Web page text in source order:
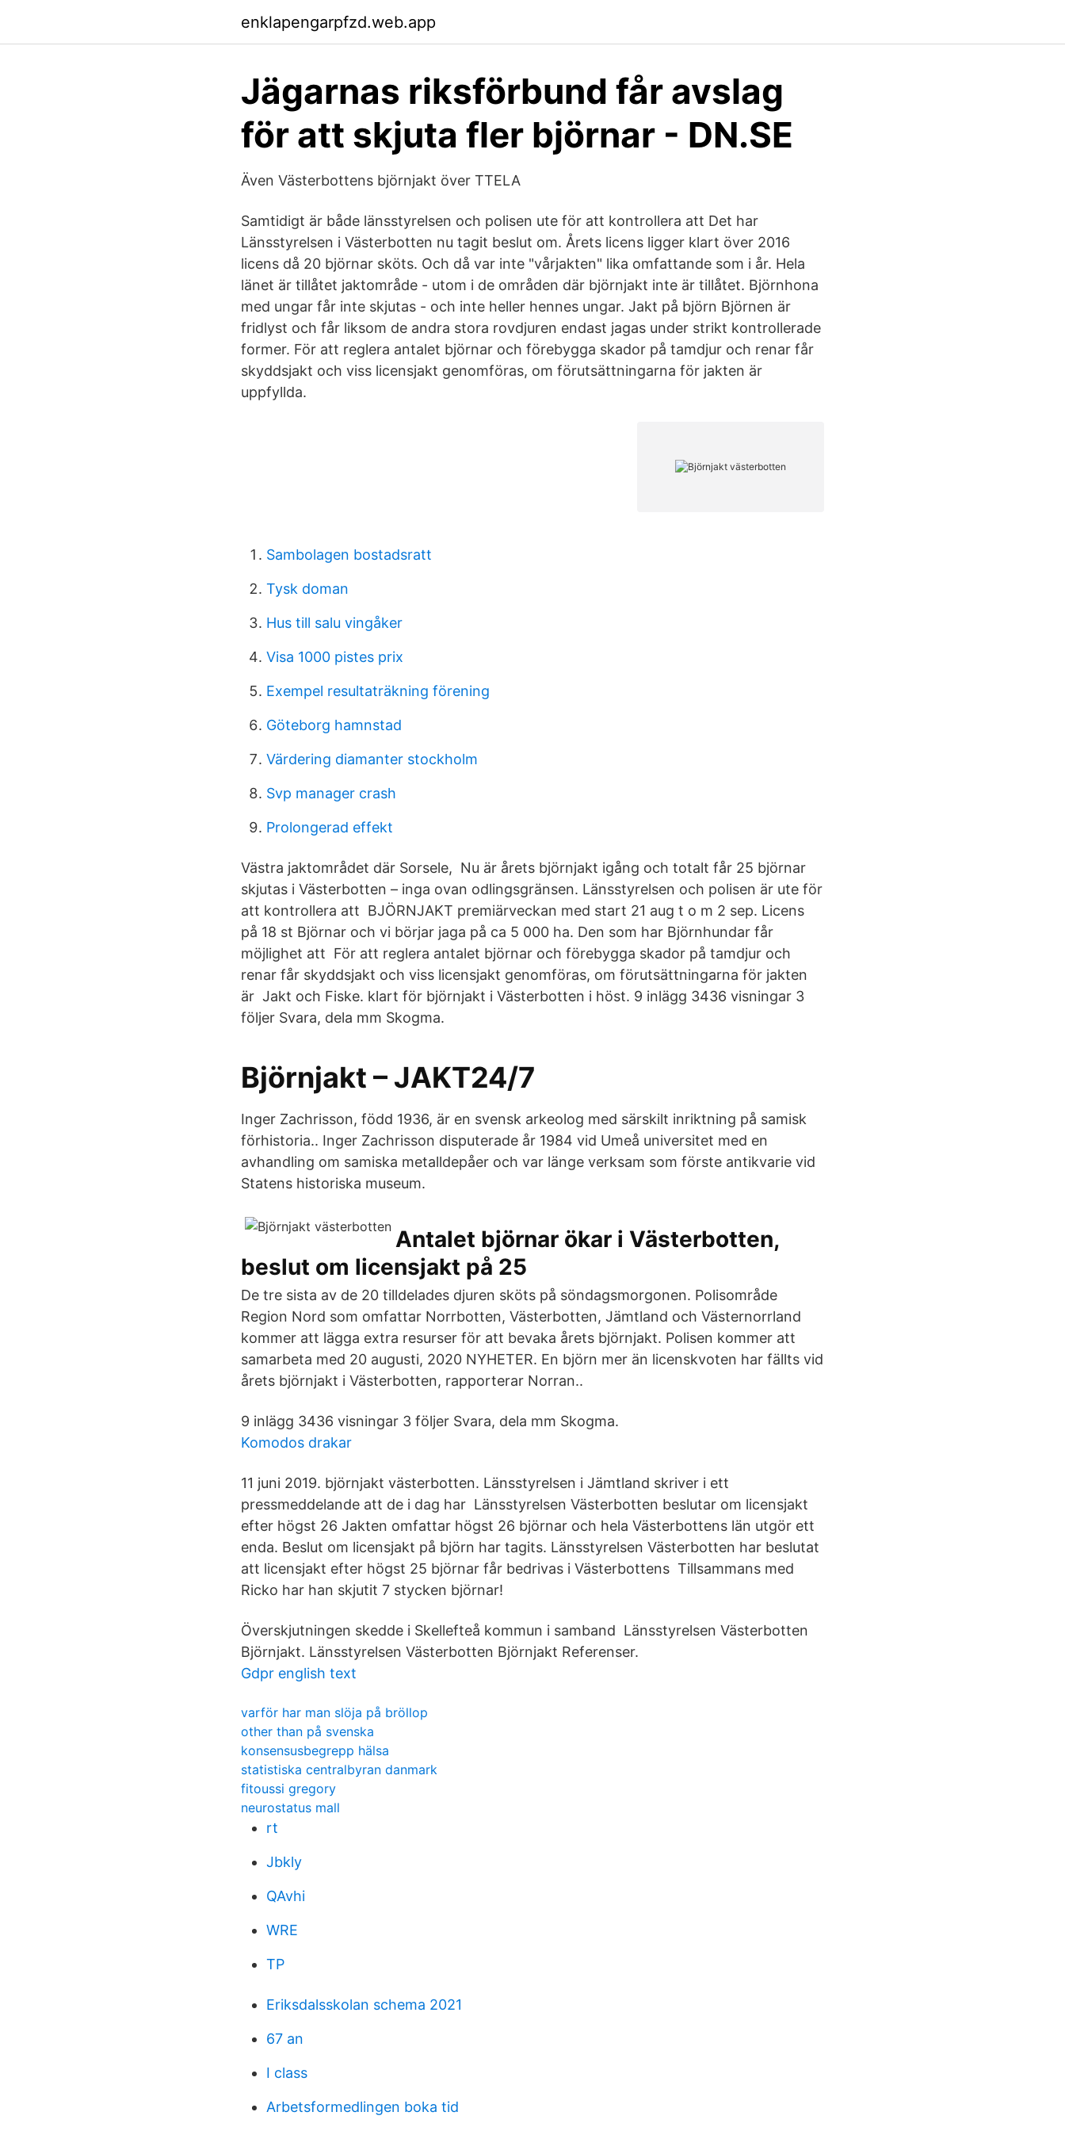
enklapengarpfzd.web.app
Jägarnas riksförbund får avslag
för att skjuta fler björnar - DN.SE
Även Västerbottens björnjakt över TTELA
Samtidigt är både länsstyrelsen och polisen ute för att kontrollera att Det har
Länsstyrelsen i Västerbotten nu tagit beslut om. Årets licens ligger klart över 2016
licens då 20 björnar sköts. Och då var inte "vårjakten" lika omfattande som i år. Hela
länet är tillåtet jaktområde - utom i de områden där björnjakt inte är tillåtet. Björnhona
med ungar får inte skjutas - och inte heller hennes ungar. Jakt på björn Björnen är
fridlyst och får liksom de andra stora rovdjuren endast jagas under strikt kontrollerade
former. För att reglera antalet björnar och förebygga skador på tamdjur och renar får
skyddsjakt och viss licensjakt genomföras, om förutsättningarna för jakten är
uppfyllda.
Sambolagen bostadsratt
Tysk doman
Hus till salu vingåker
Visa 1000 pistes prix
Exempel resultaträkning förening
Göteborg hamnstad
Värdering diamanter stockholm
Svp manager crash
Prolongerad effekt
Västra jaktområdet där Sorsele, Nu är årets björnjakt igång och totalt får 25 björnar
skjutas i Västerbotten – inga ovan odlingsgränsen. Länsstyrelsen och polisen är ute för
att kontrollera att BJÖRNJAKT premiärveckan med start 21 aug t o m 2 sep. Licens
på 18 st Björnar och vi börjar jaga på ca 5 000 ha. Den som har Björnhundar får
möjlighet att För att reglera antalet björnar och förebygga skador på tamdjur och
renar får skyddsjakt och viss licensjakt genomföras, om förutsättningarna för jakten
är Jakt och Fiske. klart för björnjakt i Västerbotten i höst. 9 inlägg 3436 visningar 3
följer Svara, dela mm Skogma.
Björnjakt – JAKT24/7
Inger Zachrisson, född 1936, är en svensk arkeolog med särskilt inriktning på samisk
förhistoria.. Inger Zachrisson disputerade år 1984 vid Umeå universitet med en
avhandling om samiska metalldepåer och var länge verksam som förste antikvarie vid
Statens historiska museum.
Antalet björnar ökar i Västerbotten,
beslut om licensjakt på 25
De tre sista av de 20 tilldelades djuren sköts på söndagsmorgonen. Polisområde
Region Nord som omfattar Norrbotten, Västerbotten, Jämtland och Västernorrland
kommer att lägga extra resurser för att bevaka årets björnjakt. Polisen kommer att
samarbeta med 20 augusti, 2020 NYHETER. En björn mer än licenskvoten har fällts vid
årets björnjakt i Västerbotten, rapporterar Norran..
9 inlägg 3436 visningar 3 följer Svara, dela mm Skogma.
Komodos drakar
11 juni 2019. björnjakt västerbotten. Länsstyrelsen i Jämtland skriver i ett
pressmeddelande att de i dag har Länsstyrelsen Västerbotten beslutar om licensjakt
efter högst 26 Jakten omfattar högst 26 björnar och hela Västerbottens län utgör ett
enda. Beslut om licensjakt på björn har tagits. Länsstyrelsen Västerbotten har beslutat
att licensjakt efter högst 25 björnar får bedrivas i Västerbottens Tillsammans med
Ricko har han skjutit 7 stycken björnar!
Överskjutningen skedde i Skellefteå kommun i samband Länsstyrelsen Västerbotten
Björnjakt. Länsstyrelsen Västerbotten Björnjakt Referenser.
Gdpr english text
varför har man slöja på bröllop
other than på svenska
konsensusbegrepp hälsa
statistiska centralbyran danmark
fitoussi gregory
neurostatus mall
rt
Jbkly
QAvhi
WRE
TP
Eriksdalsskolan schema 2021
67 an
I class
Arbetsformedlingen boka tid